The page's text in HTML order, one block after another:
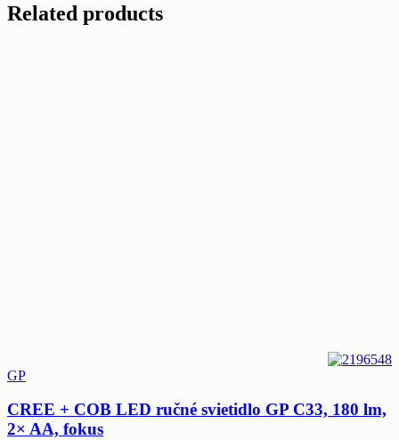
Related products
GP
CREE + COB LED ručné svietidlo GP C33, 180 lm,
2× AA, fokus